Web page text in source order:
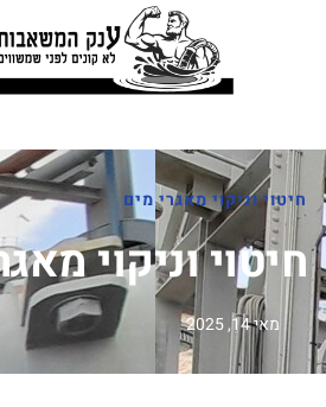
חיטוי וניקוי מאגרי מים
חיטוי וניקוי
מאי 14, 2025